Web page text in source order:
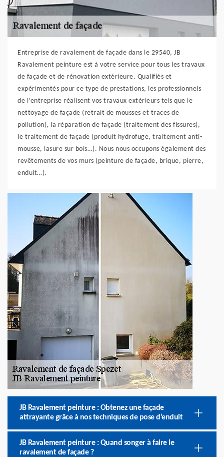
Entreprise de ravalement de façade dans le 29540, JB
Ravalement peinture est à votre service pour tous les travaux
de façade et de rénovation extérieure. Qualifiés et
expérimentés pour ce type de prestations, les professionnels
de l’entreprise réalisent vos travaux extérieurs tels que le
nettoyage de façade (retrait de mousses et traces de
pollution), la réparation de façade (traitement des fissures),
le traitement de façade (produit hydrofuge, traitement anti-
mousse, lasure sur bois…). Nous nous occupons également des
revêtements de vos murs (peinture de façade, brique, pierre,
enduit…).
JB Ravalement peinture : Obtenez une façade
attrayante grâce à nos techniques de pose d’enduit
JB Ravalement peinture : Quand songer à faire le
ravalement de façade ?